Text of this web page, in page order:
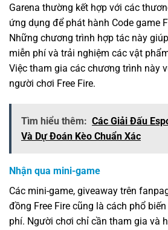
Garena thường kết hợp với các
ứng dụng để phát hành Code game
Những chương trình hợp tác này
miễn phí và trải nghiệm các vật
Việc tham gia các chương trình này
người chơi Free Fire.
Tìm hiểu thêm: Các Giải Đấu
Và Dự Đoán Kèo Chuẩn Xác
Nhận qua mini-game
Các mini-game, giveaway trên
đồng Free Fire cũng là cách phổ
phí. Người chơi chỉ cần tham gia và